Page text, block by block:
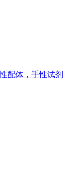
配体，手性试剂